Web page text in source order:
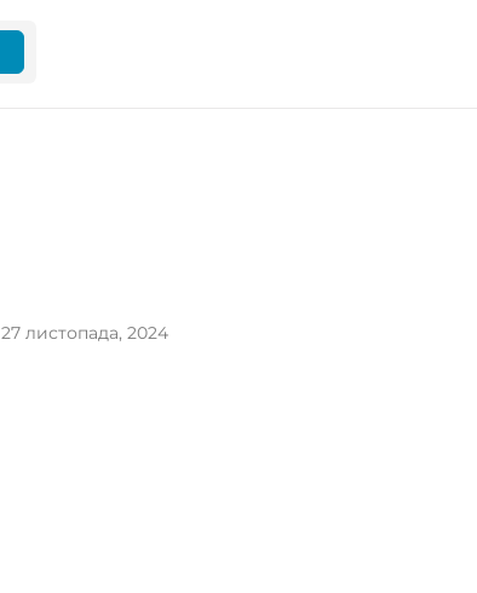
27 листопада, 2024